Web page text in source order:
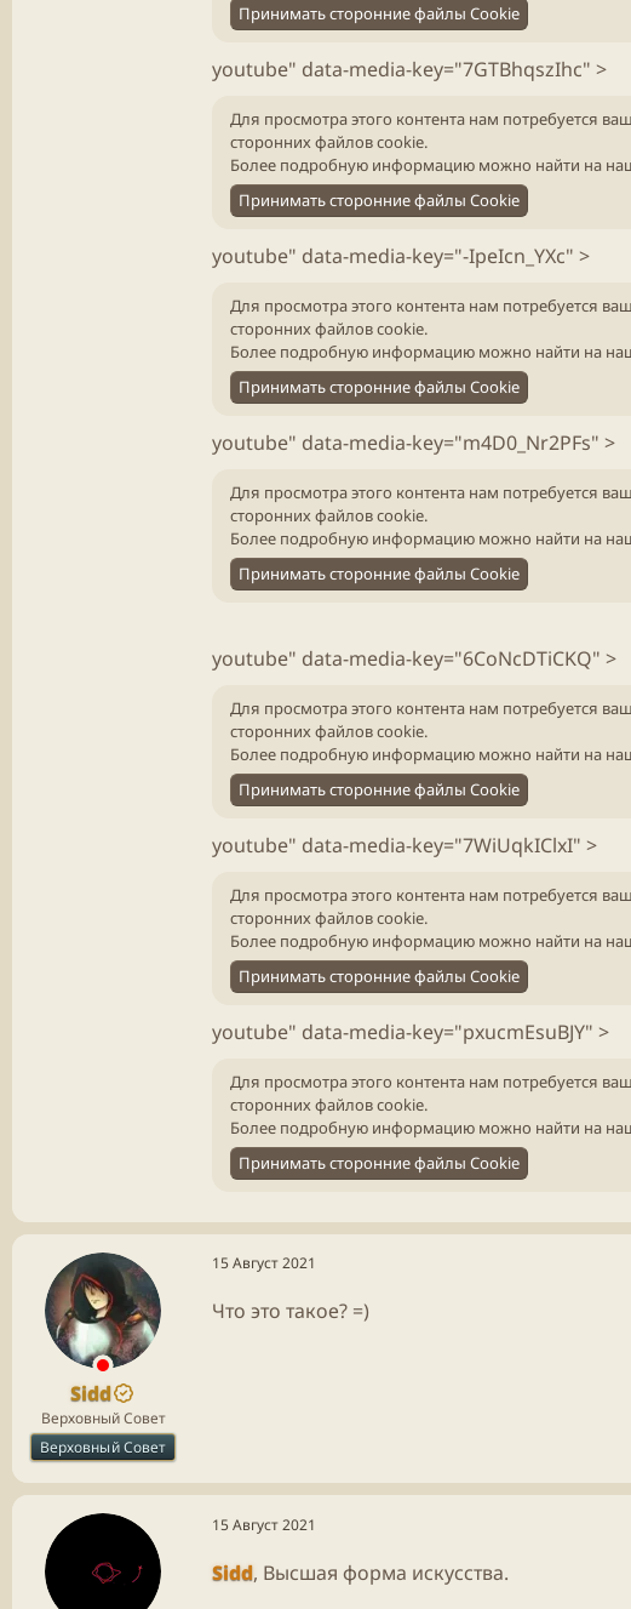
Принимать сторонние файлы Cookie
youtube" data-media-key="7GTBhqszIhc" >
Для просмотра этого контента нам потребуется
сторонних файлов cookie.
Более подробную информацию можно найти на
Принимать сторонние файлы Cookie
youtube" data-media-key="-IpeIcn_YXc" >
Для просмотра этого контента нам потребуется
сторонних файлов cookie.
Более подробную информацию можно найти на
Принимать сторонние файлы Cookie
youtube" data-media-key="m4D0_Nr2PFs" >
Для просмотра этого контента нам потребуется
сторонних файлов cookie.
Более подробную информацию можно найти на
Принимать сторонние файлы Cookie
youtube" data-media-key="6CoNcDTiCKQ" >
Для просмотра этого контента нам потребуется
сторонних файлов cookie.
Более подробную информацию можно найти на
Принимать сторонние файлы Cookie
youtube" data-media-key="7WiUqkIClxI" >
Для просмотра этого контента нам потребуется
сторонних файлов cookie.
Более подробную информацию можно найти на
Принимать сторонние файлы Cookie
youtube" data-media-key="pxucmEsuBJY" >
Для просмотра этого контента нам потребуется
сторонних файлов cookie.
Более подробную информацию можно найти на
Принимать сторонние файлы Cookie
Sidd
Верховный Совет
Верховный Совет
15 Август 2021
Что это такое? =)
15 Август 2021
Sidd, Высшая форма искусства.